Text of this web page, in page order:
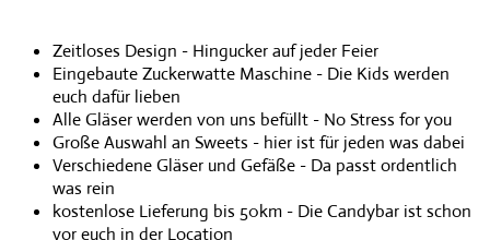
Zeitloses Design - Hingucker auf jeder Feier
Eingebaute Zuckerwatte Maschine - Die Kids werden
euch dafür lieben
Alle Gläser werden von uns befüllt - No Stress for you
Große Auswahl an Sweets - hier ist für jeden was dabei
Verschiedene Gläser und Gefäße - Da passt ordentlich
was rein
kostenlose Lieferung bis 50km - Die Candybar ist schon
vor euch in der Location